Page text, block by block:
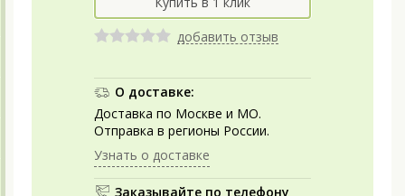
добавить отзыв
О доставке:
Доставка по Москве и МО.
Отправка в регионы России.
Узнать о доставке
Заказывайте по телефону